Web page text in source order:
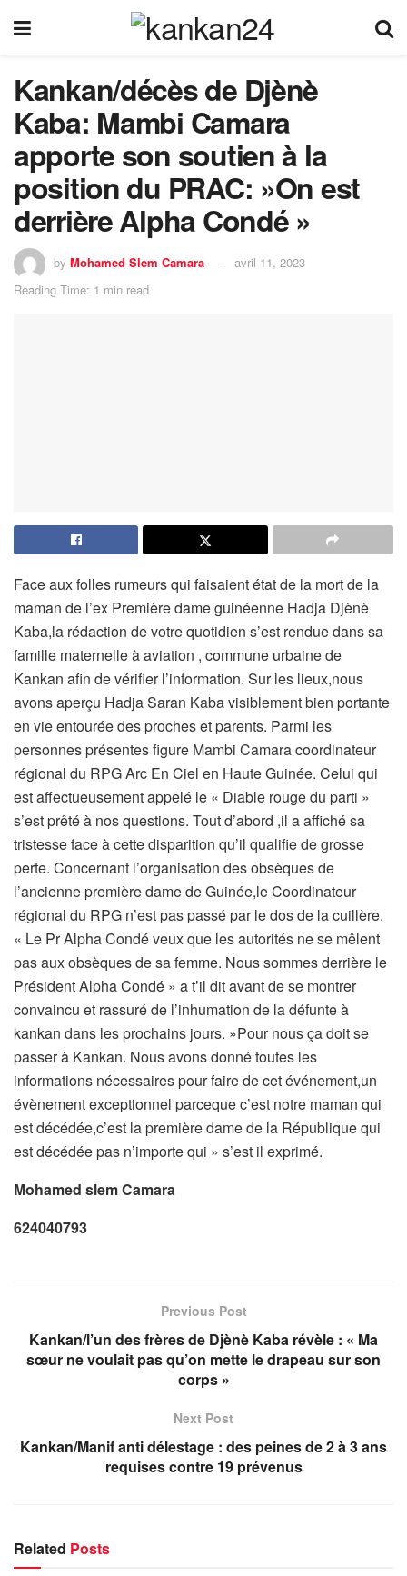
Kankan/décès de Djènè
Kaba: Mambi Camara
apporte son soutien à la
position du PRAC: »On est
derrière Alpha Condé »
by Mohamed Slem Camara
avril 11, 2023
Reading Time: 1 min read
Face aux folles rumeurs qui faisaient état de la mort de la
maman de l’ex Première dame guinéenne Hadja Djènè
Kaba,la rédaction de votre quotidien s’est rendue dans sa
famille maternelle à aviation , commune urbaine de
Kankan afin de vérifier l’information. Sur les lieux,nous
avons aperçu Hadja Saran Kaba visiblement bien portante
en vie entourée des proches et parents. Parmi les
personnes présentes figure Mambi Camara coordinateur
régional du RPG Arc En Ciel en Haute Guinée. Celui qui
est affectueusement appelé le « Diable rouge du parti »
s’est prêté à nos questions. Tout d’abord ,il a affiché sa
tristesse face à cette disparition qu’il qualifie de grosse
perte. Concernant l’organisation des obsèques de
l’ancienne première dame de Guinée,le Coordinateur
régional du RPG n’est pas passé par le dos de la cuillère.
« Le Pr Alpha Condé veux que les autorités ne se mêlent
pas aux obsèques de sa femme. Nous sommes derrière le
Président Alpha Condé » a t’il dit avant de se montrer
convaincu et rassuré de l’inhumation de la défunte à
kankan dans les prochains jours. »Pour nous ça doit se
passer à Kankan. Nous avons donné toutes les
informations nécessaires pour faire de cet événement,un
évènement exceptionnel parceque c’est notre maman qui
est décédée,c’est la première dame de la République qui
est décédée pas n’importe qui » s’est il exprimé.
Mohamed slem Camara
624040793
Previous Post
Kankan/l’un des frères de Djènè Kaba révèle : « Ma
sœur ne voulait pas qu’on mette le drapeau sur son
corps »
Next Post
Kankan/Manif anti délestage : des peines de 2 à 3 ans
requises contre 19 prévenus
Related Posts